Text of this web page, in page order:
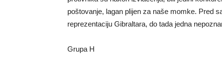
poštovanje, lagan plijen za naše momke. Pred
reprezentaciju Gibraltara, do tada jedna
Grupa H